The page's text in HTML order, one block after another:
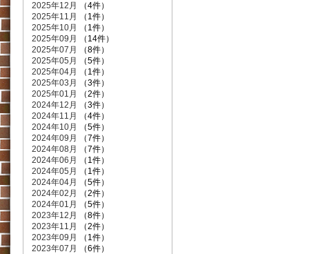
2025年12月
（4件）
2025年11月
（1件）
2025年10月
（1件）
2025年09月
（14件）
2025年07月
（8件）
2025年05月
（5件）
2025年04月
（1件）
2025年03月
（3件）
2025年01月
（2件）
2024年12月
（3件）
2024年11月
（4件）
2024年10月
（5件）
2024年09月
（7件）
2024年08月
（7件）
2024年06月
（1件）
2024年05月
（1件）
2024年04月
（5件）
2024年02月
（2件）
2024年01月
（5件）
2023年12月
（8件）
2023年11月
（2件）
2023年09月
（1件）
2023年07月
（6件）